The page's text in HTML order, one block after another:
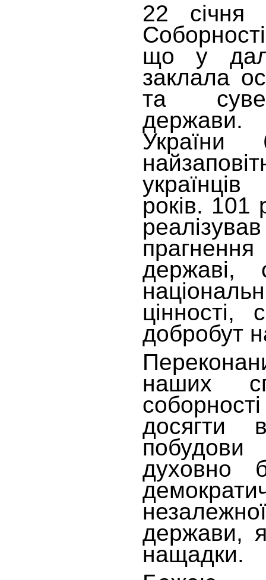
22 січня
що у
заклала
та
держави.
років. 101
державі,
цінності,
добробут
наших
досягти
духовно
держави,
нащадки.